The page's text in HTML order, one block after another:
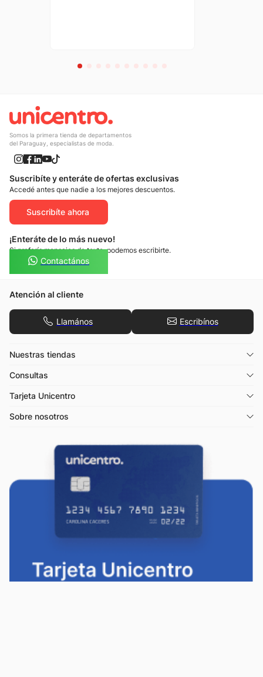
Somos la primera tienda de departamentos
del Paraguay, especialistas de moda.
Suscribíte y enteráte de ofertas exclusivas
Accedé antes que nadie a los mejores descuentos.
Suscribíte ahora
¡Enteráte de lo más nuevo!
Si preferís mensajes de texto, podemos escribirte.
Contactános
Atención al cliente
Llamános Escribínos
Nuestras tiendas
Consultas
Tarjeta Unicentro
Sobre nosotros